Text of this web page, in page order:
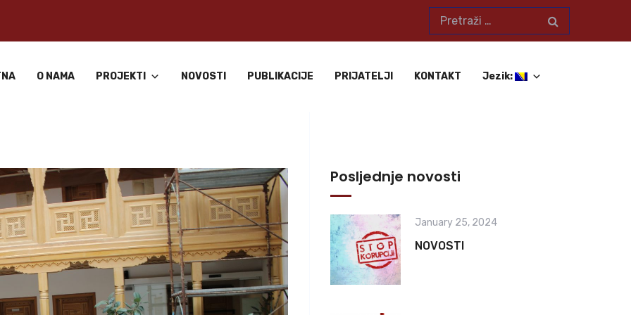
O NAMA PROJEKTI NOVOSTI PUBLIKACIJE PRIJATELJI KONTAKT Jezik:
Posljednje novosti
January 25, 2024
NOVOSTI